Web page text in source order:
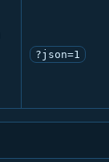
?json=1